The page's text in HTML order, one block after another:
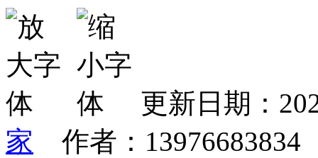
更新日期：
家 作者：